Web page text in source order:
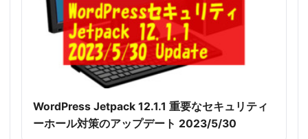
WordPress Jetpack 12.1.1 重要なセキュリティ
ーホール対策のアップデート 2023/5/30